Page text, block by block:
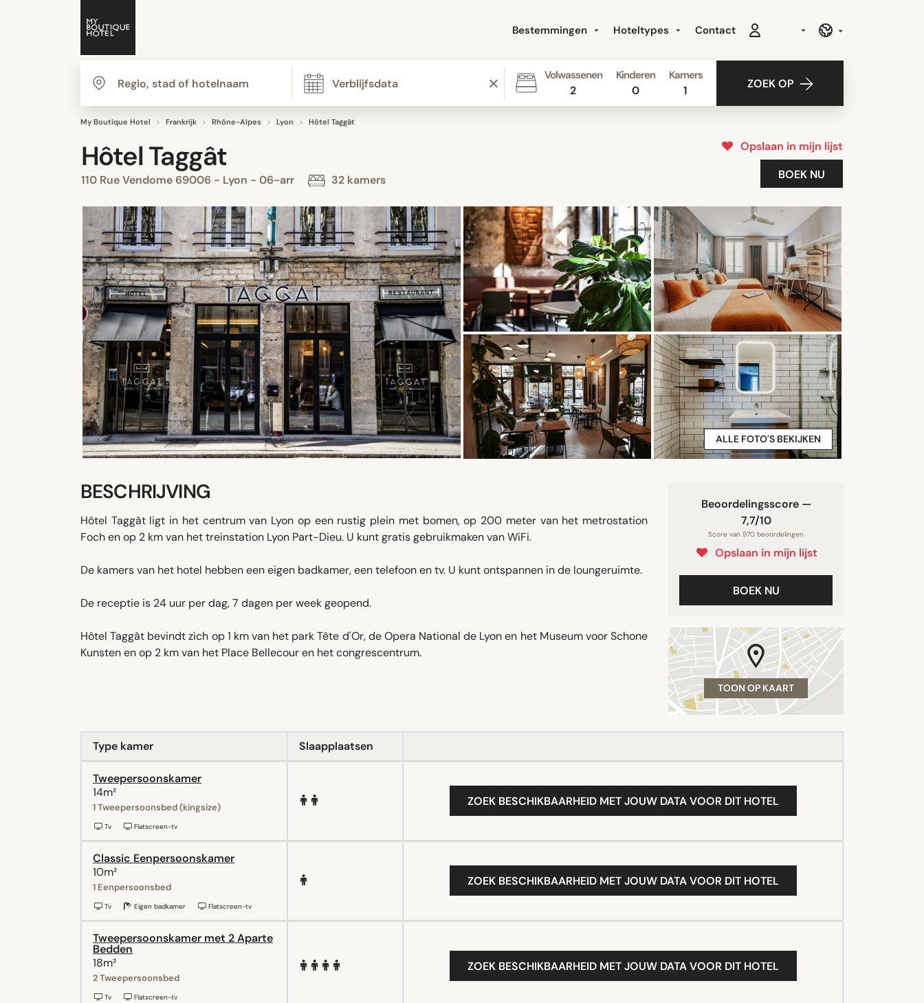
Bestemmingen Hoteltypes Contact
Volwassenen
2
Kinderen
0
Kamers
1 ZOEK OP
My Boutique Hotel Frankrijk Rhône-Alpes Lyon Hôtel Taggât
Hôtel Taggât
110 Rue Vendome 69006 - Lyon - 06-arr 32 kamers
Opslaan in mijn lijst
BOEK NU
ALLE FOTO'S BEKIJKEN
Beoordelingsscore —
7,7/10
Score van 970 beoordelingen
Opslaan in mijn lijst
BOEK NU
TOON OP KAART
BESCHRIJVING
Hôtel Taggât ligt in het centrum van Lyon op een rustig plein met bomen, op 200 meter van het metrostation
Foch en op 2 km van het treinstation Lyon Part-Dieu. U kunt gratis gebruikmaken van WiFi.
De kamers van het hotel hebben een eigen badkamer, een telefoon en tv. U kunt ontspannen in de loungeruimte.
De receptie is 24 uur per dag, 7 dagen per week geopend.
Hôtel Taggât bevindt zich op 1 km van het park Tête d'Or, de Opera National de Lyon en het Museum voor Schone
Kunsten en op 2 km van het Place Bellecour en het congrescentrum.
Type kamer Slaapplaatsen
Tweepersoonskamer
14m²
1 Tweepersoonsbed (kingsize)
Tv Flatscreen-tv
ZOEK BESCHIKBAARHEID MET JOUW DATA VOOR DIT HOTEL
Classic Eenpersoonskamer
10m²
1 Eenpersoonsbed
Tv Eigen badkamer Flatscreen-tv
ZOEK BESCHIKBAARHEID MET JOUW DATA VOOR DIT HOTEL
Tweepersoonskamer met 2 Aparte
Bedden
18m²
2 Tweepersoonsbed
Tv Flatscreen-tv
ZOEK BESCHIKBAARHEID MET JOUW DATA VOOR DIT HOTEL